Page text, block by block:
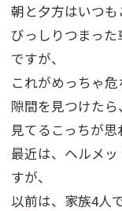
朝と夕方はいつ
びっしりつまっ
ですが、
これがめっちゃ危
隙間を見つけたら
見てるこっちが
最近は、ヘルメ
すが、
以前は、家族4人